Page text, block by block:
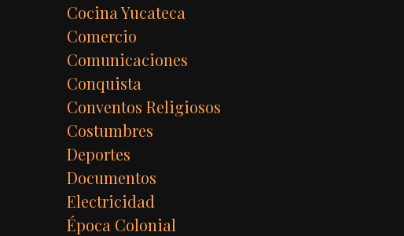
Cocina Yucateca
Comercio
Comunicaciones
Conquista
Conventos Religiosos
Costumbres
Deportes
Documentos
Electricidad
Época Colonial